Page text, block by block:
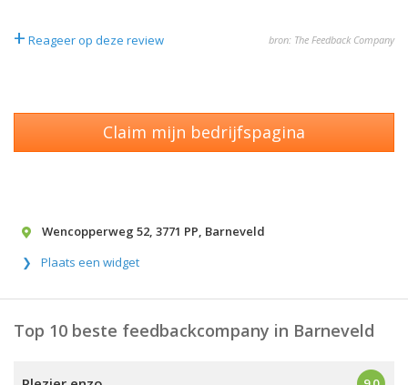
+ Reageer op deze review bron: The Feedback Company
Claim mijn bedrijfspagina
Wencopperweg 52, 3771 PP, Barneveld
Plaats een widget
Top 10 beste feedbackcompany in Barneveld